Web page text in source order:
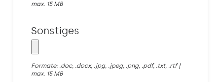
max. 15 MB
Sonstiges
Formate: .doc, .docx, .jpg, .jpeg, .png, .pdf, .txt, .rtf |
max. 15 MB